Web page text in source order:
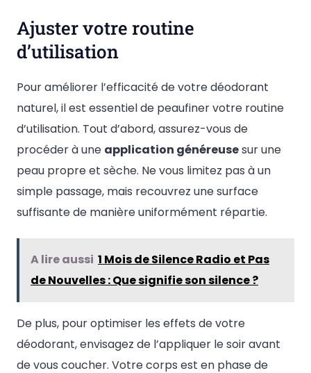
Ajuster votre routine
d’utilisation
Pour améliorer l’efficacité de votre déodorant
naturel, il est essentiel de peaufiner votre routine
d’utilisation. Tout d’abord, assurez-vous de
procéder à une application généreusesur une
peau propre et sèche. Ne vous limitez pas à un
simple passage, mais recouvrez une surface
suffisante de manière uniformément répartie.
A lire aussi 1 Mois de Silence Radio et Pas
de Nouvelles : Que signifie son silence ?
De plus, pour optimiser les effets de votre
déodorant, envisagez de l’appliquer le soir avant
de vous coucher. Votre corps est en phase de